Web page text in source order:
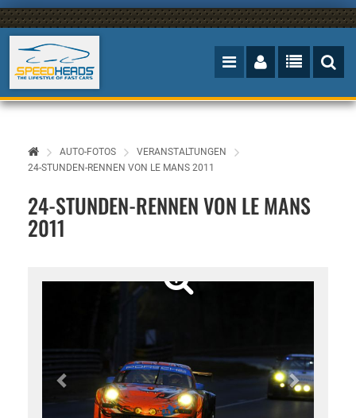
AUTO-FOTOS
VERANSTALTUNGEN
24-STUNDEN-RENNEN VON LE MANS 2011
24-STUNDEN-RENNEN VON LE MANS
2011